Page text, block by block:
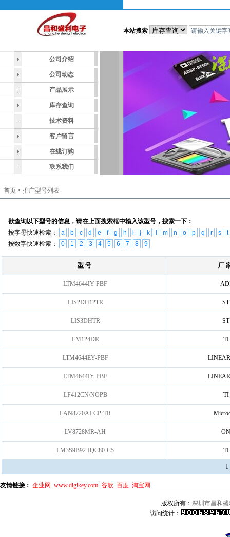
本站搜索
公司介绍
公司动态
产品展示
库存查询
技术资料
客户留言
在线订购
联系我们
首页 > 推广型号列表
欲查询以下型号的信息，请在上面搜索框中输入该型号，搜索一下：
按字母快速检索：
a b c d e f g h i j k m n o p q r s
t
按数字快速检索：
0 1 2 3 4 5 6 7 8 9
型 号 厂
LTM4644IY PBF
LIS2DH12TR ST
LIS3DHTR ST
LM124DR TI
LTM4644EY-PBF
LTM4644IY-PBF
LF412CN/NOPB TI
LAN8720AI-CP-TR
LV8728MR-AH ON
LM3S9B92-IQC80-C5 TI
1
友情链接： 企业网 www.digikey.com 谷歌 百度 淘宝网
版权所有： 深圳市昌和
访问统计：